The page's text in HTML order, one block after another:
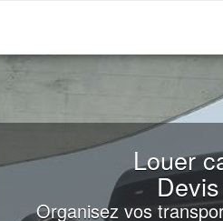
Louer
Organisez vos